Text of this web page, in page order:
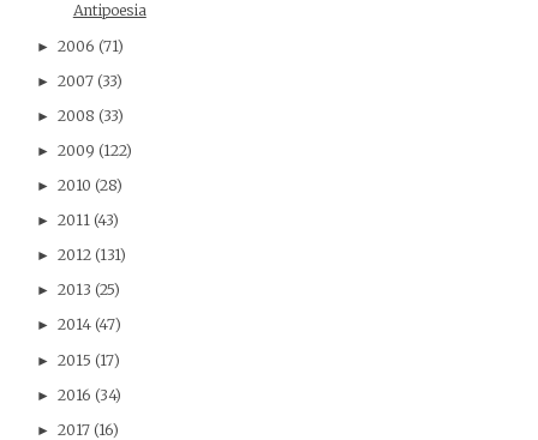
Antipoesia
► 2006 (71)
► 2007 (33)
► 2008 (33)
► 2009 (122)
► 2010 (28)
► 2011 (43)
► 2012 (131)
► 2013 (25)
► 2014 (47)
► 2015 (17)
► 2016 (34)
► 2017 (16)